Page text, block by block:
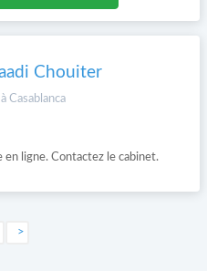
Chouiter
Casablanca
en ligne. Contactez le cabinet.
Suivant >